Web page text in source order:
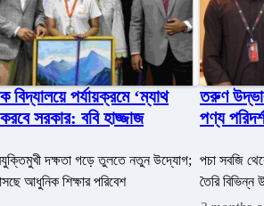
বিদ্যালয়ে পর্যায়ক্রমে ‘ম্যাথ
সরকার: ববি হাজ্জাজ
দক্ষতা গড়ে তুলতে নতুন উদ্যোগ;
আধুনিক শিক্ষার পরিবেশ
তরুণ
পণ্য
পচা সবজি
তৈরি বিভিন্ন